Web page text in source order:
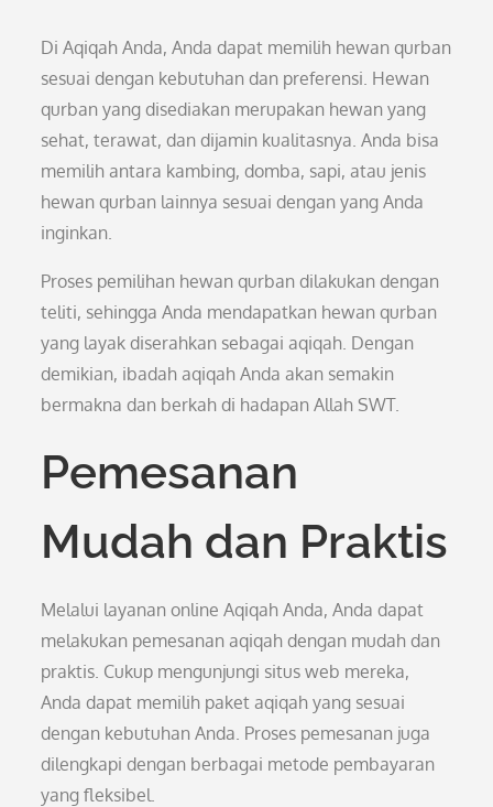
Di Aqiqah Anda, Anda dapat memilih hewan qurban
sesuai dengan kebutuhan dan preferensi. Hewan
qurban yang disediakan merupakan hewan yang
sehat, terawat, dan dijamin kualitasnya. Anda bisa
memilih antara kambing, domba, sapi, atau jenis
hewan qurban lainnya sesuai dengan yang Anda
inginkan.
Proses pemilihan hewan qurban dilakukan dengan
teliti, sehingga Anda mendapatkan hewan qurban
yang layak diserahkan sebagai aqiqah. Dengan
demikian, ibadah aqiqah Anda akan semakin
bermakna dan berkah di hadapan Allah SWT.
Pemesanan
Mudah dan Praktis
Melalui layanan online Aqiqah Anda, Anda dapat
melakukan pemesanan aqiqah dengan mudah dan
praktis. Cukup mengunjungi situs web mereka,
Anda dapat memilih paket aqiqah yang sesuai
dengan kebutuhan Anda. Proses pemesanan juga
dilengkapi dengan berbagai metode pembayaran
yang fleksibel.